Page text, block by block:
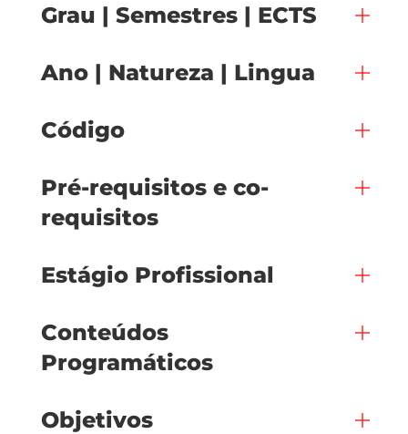
Grau | Semestres | ECTS
Ano | Natureza | Lingua
Código
Pré-requisitos e co-
requisitos
Estágio Profissional
Conteúdos
Programáticos
Objetivos